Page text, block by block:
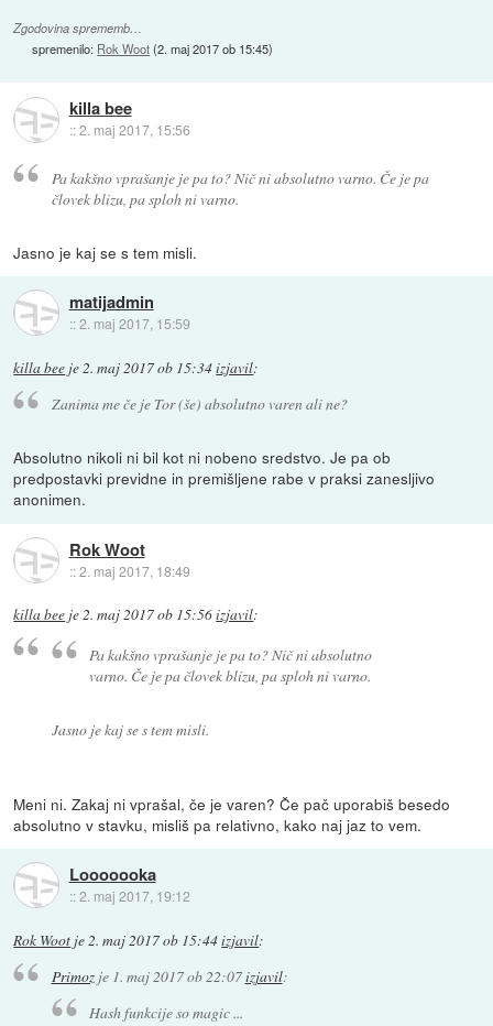
Zgodovina sprememb…
spremenilo: Rok Woot(2. maj 2017 ob 15:45)
killa bee
::2. maj 2017, 15:56
Pa kakšno vprašanje je pa to? Nič ni absolutno varno. Če je pa
človek blizu, pa sploh ni varno.
Jasno je kaj se s tem misli.
matijadmin
::2. maj 2017, 15:59
killa bee je2. maj 2017 ob 15:34izjavil:
Zanima me če je Tor (še) absolutno varen ali ne?
Absolutno nikoli ni bil kot ni nobeno sredstvo. Je pa ob
predpostavki previdne in premišljene rabe v praksi zanesljivo
anonimen.
Rok Woot
::2. maj 2017, 18:49
killa bee je2. maj 2017 ob 15:56izjavil:
Pa kakšno vprašanje je pa to? Nič ni absolutno
varno. Če je pa človek blizu, pa sploh ni varno.
Jasno je kaj se s tem misli.
Meni ni. Zakaj ni vprašal, če je varen? Če pač uporabiš besedo
absolutno v stavku, misliš pa relativno, kako naj jaz to vem.
Looooooka
::2. maj 2017, 19:12
Rok Woot je2. maj 2017 ob 15:44izjavil:
Primozje 1. maj 2017 ob 22:07izjavil:
Hash funkcije so magic ...